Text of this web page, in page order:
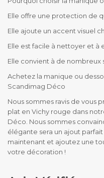
Elle offre une protection de
Elle ajoute un accent visuel
Elle est facile à nettoyer et à
Elle convient à de nombreux
Achetez la manique ou
Scandimag Déco
Nous sommes ravis de vous
plat en Vichy rouge dans
Déco. Nous sommes
élégante sera un ajout
maintenant et ajoutez une
votre décoration !